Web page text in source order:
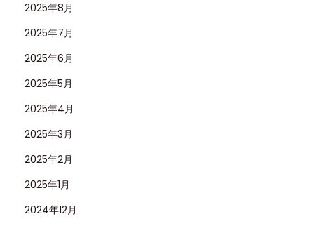
2025年8月
2025年7月
2025年6月
2025年5月
2025年4月
2025年3月
2025年2月
2025年1月
2024年12月